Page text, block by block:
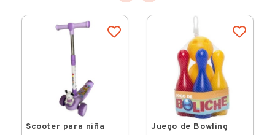
Scooter para niña
Juego de Bowling